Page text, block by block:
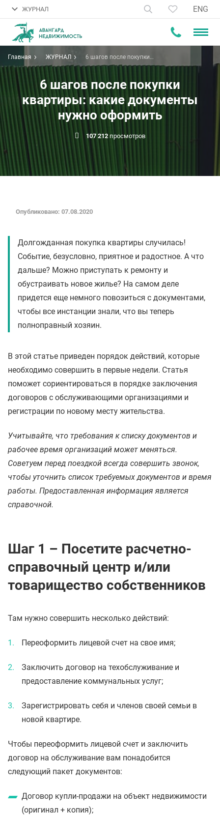
ЖУРНАЛ ENG
Главная ЖУРНАЛ
6 шагов после покупки
квартиры: какие документы
6 шагов после покупки
квартиры: какие документы
нужно оформить
107 212 просмотров
Опубликовано: 07.08.2020
Долгожданная покупка квартиры случилась!
Событие, безусловно, приятное и радостное. А что
дальше? Можно приступать к ремонту и
обустраивать новое жилье? На самом деле
придется еще немного повозиться с документами,
чтобы все инстанции знали, что вы теперь
полноправный хозяин.
В этой статье приведен порядок действий, которые
необходимо совершить в первые недели. Статья
поможет сориентироваться в порядке заключения
договоров с обслуживающими организациями и
регистрации по новому месту жительства.
Учитывайте, что требования к списку документов и
рабочее время организаций может меняться.
Советуем перед поездкой всегда совершить звонок,
чтобы уточнить список требуемых документов и время
работы. Предоставленная информация является
справочной.
Шаг 1 – Посетите расчетно-
справочный центр и/или
товарищество собственников
Там нужно совершить несколько действий:
Переоформить лицевой счет на свое имя;
Заключить договор на техобслуживание и
предоставление коммунальных услуг;
Зарегистрировать себя и членов своей семьи в
новой квартире.
Чтобы переоформить лицевой счет и заключить
договор на обслуживание вам понадобится
следующий пакет документов:
Договор купли-продажи на объект недвижимости
(оригинал + копия);